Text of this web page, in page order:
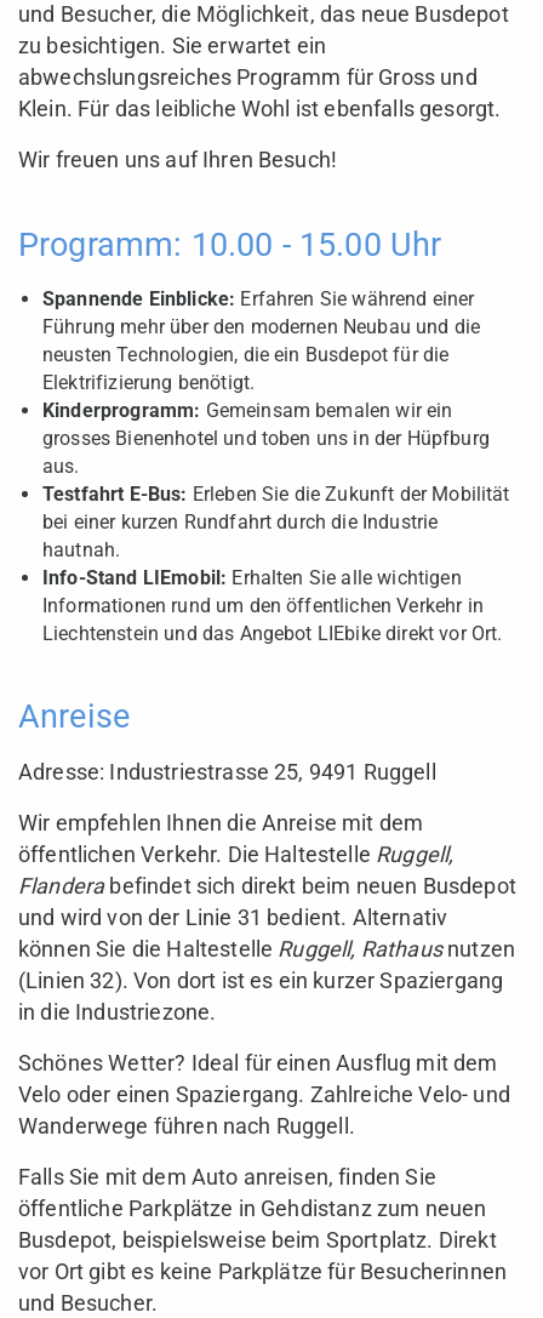
und Besucher, die Möglichkeit, das neue Busdepot
zu besichtigen. Sie erwartet ein
abwechslungsreiches Programm für Gross und
Klein. Für das leibliche Wohl ist ebenfalls gesorgt.
Wir freuen uns auf Ihren Besuch!
Programm: 10.00 - 15.00 Uhr
Spannende Einblicke: Erfahren Sie während einer
Führung mehr über den modernen Neubau und die
neusten Technologien, die ein Busdepot für die
Elektrifizierung benötigt.
Kinderprogramm: Gemeinsam bemalen wir ein
grosses Bienenhotel und toben uns in der Hüpfburg
aus.
Testfahrt E-Bus: Erleben Sie die Zukunft der Mobilität
bei einer kurzen Rundfahrt durch die Industrie
hautnah.
Info-Stand LIEmobil: Erhalten Sie alle wichtigen
Informationen rund um den öffentlichen Verkehr in
Liechtenstein und das Angebot LIEbike direkt vor Ort.
Anreise
Adresse: Industriestrasse 25, 9491 Ruggell
Wir empfehlen Ihnen die Anreise mit dem
öffentlichen Verkehr. Die Haltestelle Ruggell,
Flanderabefindet sich direkt beim neuen Busdepot
und wird von der Linie 31 bedient. Alternativ
können Sie die Haltestelle Ruggell, Rathausnutzen
(Linien 32). Von dort ist es ein kurzer Spaziergang
in die Industriezone.
Schönes Wetter? Ideal für einen Ausflug mit dem
Velo oder einen Spaziergang. Zahlreiche Velo- und
Wanderwege führen nach Ruggell.
Falls Sie mit dem Auto anreisen, finden Sie
öffentliche Parkplätze in Gehdistanz zum neuen
Busdepot, beispielsweise beim Sportplatz. Direkt
vor Ort gibt es keine Parkplätze für Besucherinnen
und Besucher.